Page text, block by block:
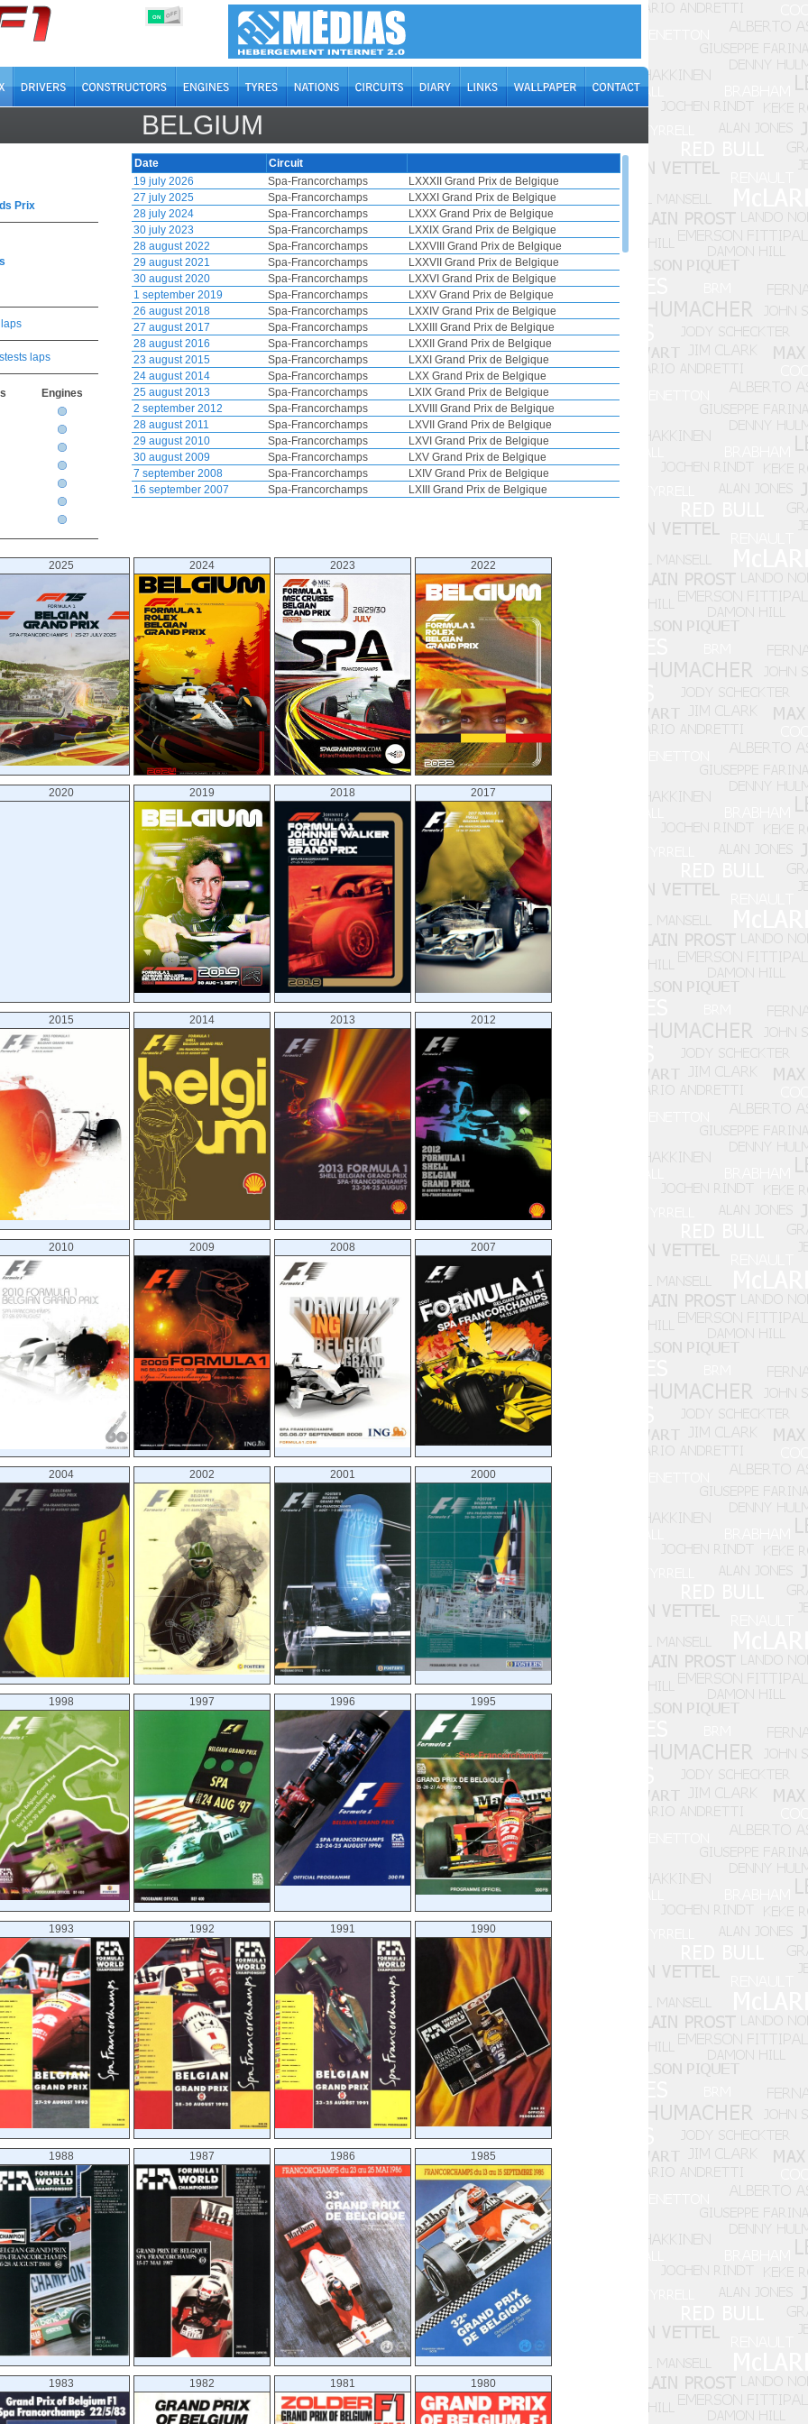
ON OFF
BELGIUM
Prix
laps
Engines
Date
Circuit
19 july 2026
Spa-Francorchamps
LXXXII Grand Prix de Belgique
27 july 2025
Spa-Francorchamps
LXXXI Grand Prix de Belgique
28 july 2024
Spa-Francorchamps
LXXX Grand Prix de Belgique
30 july 2023
Spa-Francorchamps
LXXIX Grand Prix de Belgique
28 august 2022
Spa-Francorchamps
LXXVIII Grand Prix de Belgique
29 august 2021
Spa-Francorchamps
LXXVII Grand Prix de Belgique
30 august 2020
Spa-Francorchamps
LXXVI Grand Prix de Belgique
1 september 2019
Spa-Francorchamps
LXXV Grand Prix de Belgique
26 august 2018
Spa-Francorchamps
LXXIV Grand Prix de Belgique
27 august 2017
Spa-Francorchamps
LXXIII Grand Prix de Belgique
28 august 2016
Spa-Francorchamps
LXXII Grand Prix de Belgique
23 august 2015
Spa-Francorchamps
LXXI Grand Prix de Belgique
24 august 2014
Spa-Francorchamps
LXX Grand Prix de Belgique
25 august 2013
Spa-Francorchamps
LXIX Grand Prix de Belgique
2 september 2012
Spa-Francorchamps
LXVIII Grand Prix de Belgique
28 august 2011
Spa-Francorchamps
LXVII Grand Prix de Belgique
29 august 2010
Spa-Francorchamps
LXVI Grand Prix de Belgique
30 august 2009
Spa-Francorchamps
LXV Grand Prix de Belgique
7 september 2008
Spa-Francorchamps
LXIV Grand Prix de Belgique
16 september 2007
Spa-Francorchamps
LXIII Grand Prix de Belgique
2 september 2001
Spa-Francorchamps
LIX Grand Prix de Belgique
27 august 2000
Spa-Francorchamps
LVIII Grand Prix de Belgique
29 august 1999
Spa-Francorchamps
LVII Grand Prix de Belgique
30 august 1998
Spa-Francorchamps
LVI Grand Prix de Belgique
24 august 1997
Spa-Francorchamps
LV Grand Prix de Belgique
25 august 1996
Spa-Francorchamps
LIV Grand Prix de Belgique
27 august 1995
Spa-Francorchamps
LIII Grand Prix de Belgique
28 august 1994
Spa-Francorchamps
LII Grand Prix de Belgique
29 august 1993
Spa-Francorchamps
LI Grand Prix de Belgique
30 august 1992
Spa-Francorchamps
L Grand Prix de Belgique
25 august 1991
Spa-Francorchamps
XLIX Grand Prix de Belgique
26 august 1990
Spa-Francorchamps
XLVIII Grand Prix de Belgique
27 august 1989
Spa-Francorchamps
XLVII Grand Prix de Belgique
28 august 1988
Spa-Francorchamps
XLVI Grand Prix de Belgique
17 may 1987
Spa-Francorchamps
XLV Grand Prix de Belgique
25 may 1986
Spa-Francorchamps
XLIV Grand Prix de Belgique
15 september 1985
Spa-Francorchamps
XLIII Grand Prix de Belgique
29 april 1984
Zolder
XLII Grote Prijs van Belgie
22 may 1983
Spa-Francorchamps
XLI Grand Prix de Belgique
9 may 1982
Zolder
XL Grote Prijs van Belgie
17 may 1981
Zolder
XXXIX Grote Prijs van Belgie
4 may 1980
Zolder
XXXVIII Grote Prijs van Belgie
13 may 1979
Zolder
XXXVII Grote Prijs van Belgie
21 may 1978
Zolder
XXXVI Grote Prijs van Belgie
5 june 1977
Zolder
XXXV Grote Prijs van Belgie
16 may 1976
Zolder
XXXIV Grote Prijs van Belgie
25 may 1975
Zolder
12 may 1974
Nivelles
XXXII Grote Prijs van Belgie
20 may 1973
Zolder
XXXI Grote Prijs van Belgie
4 june 1972
Nivelles
XXX Grand Prix de Belgique
7 june 1970
Spa-Francorchamps
XXIX Grand Prix de Belgique
9 june 1968
Spa-Francorchamps
XXVIII Grand Prix de Belgique
18 june 1967
Spa-Francorchamps
XXVII Grand Prix de Belgique
12 june 1966
Spa-Francorchamps
XXVI Grand Prix de Belgique
13 june 1965
Spa-Francorchamps
XXV Grand Prix de Belgique
14 june 1964
Spa-Francorchamps
XXIV Grand Prix de Belgique
9 june 1963
Spa-Francorchamps
XXIII Grand Prix de Belgique
17 june 1962
Spa-Francorchamps
XXII Grand Prix de Belgique
18 june 1961
Spa-Francorchamps
XXI Grand Prix de Belgique
19 june 1960
Spa-Francorchamps
XX Grand Prix de Belgique
15 june 1958
XIX Grand Prix de Belgique
3 june 1956
Spa-Francorchamps
XVIII Grand Prix de Belgique
5 june 1955
Spa-Francorchamps
XVII Grand Prix de Belgique
20 june 1954
Spa-Francorchamps
XVI Grand Prix de Belgique
21 june 1953
Spa-Francorchamps
XV Grand Prix de Belgique
22 june 1952
Spa-Francorchamps
XIV Grand Prix de Belgique
17 june 1951
Spa-Francorchamps
XIII Grand Prix de Belgique
18 june 1950
Spa-Francorchamps XII Grand Prix de Belgique
2025 2024 2023 2022
2020 2019 2018 2017
2015 2014 2013 2012
2010 2009 2008 2007
2004 2002 2001 2000
1998 1997 1996 1995
1993 1992 1991 1990
1988 1987 1986 1985
1983 1982 1981 1980